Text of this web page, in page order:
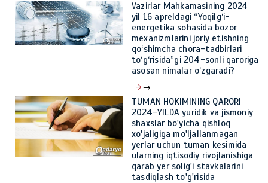
Vazirlar Mahkamasining 2024
yil 16 apreldagi “Yoqilg‘i-
energetika sohasida bozor
mexanizmlarini joriy etishning
qo‘shimcha chora-tadbirlari
to‘g‘risida”gi 204-sonli qaroriga
asosan nimalar o‘zgaradi?
→
21 май 2024, 10:39 0
TUMAN HOKIMINING QARORI
2024-YILDA yuridik va jismoniy
shaxslar bo'yicha qishloq
xo'jaligiga mo'ljallanmagan
yerlar uchun tuman kesimida
ularning iqtisodiy rivojlanishiga
qarab yer solig'i stavkalarini
tasdiqlash to'g'risida